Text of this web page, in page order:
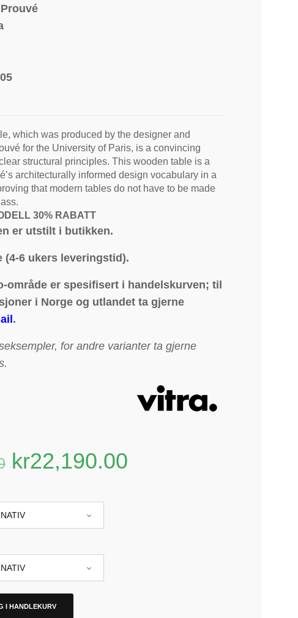
which was produced by the designer and
for the University of Paris, is a convincing
structural principles. This wooden table is a
architecturally informed design vocabulary in a
that modern tables do not have to be made
30% RABATT
er utstilt i butikken.
(4-6 ukers leveringstid).
område er spesifisert i handelskurven; til
i Norge og utlandet ta gjerne
.
for andre varianter ta gjerne
kr22,190.00
I HANDLEKURV